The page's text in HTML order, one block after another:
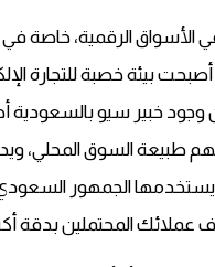
الرقمية، خاصة في
بيئة خصبة للتجارة
وجود خبير سيو بالسعودية
طبيعة السوق المحلي،
يستخدمها الجمهور
المحتملين بدقة